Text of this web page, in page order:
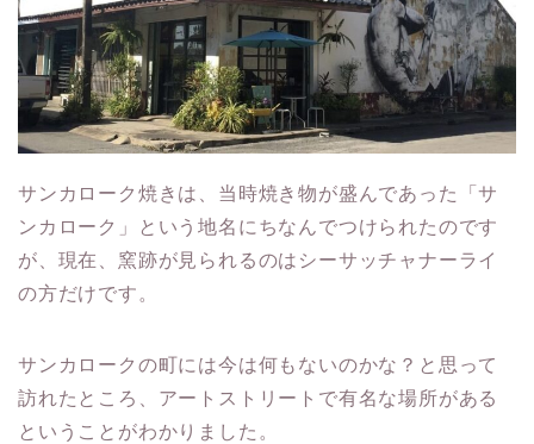
サンカローク焼きは、当時焼き物が盛んであった「サ
ンカローク」という地名にちなんでつけられたのです
が、現在、窯跡が見られるのはシーサッチャナーライ
の方だけです。
サンカロークの町には今は何もないのかな？と思って
訪れたところ、アートストリートで有名な場所がある
ということがわかりました。